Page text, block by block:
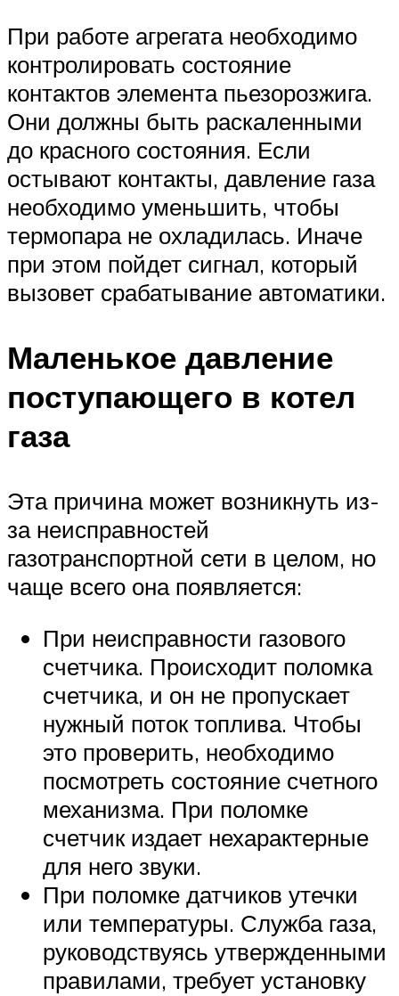
При работе агрегата необходимо
контролировать состояние
контактов элемента пьезорозжига.
Они должны быть раскаленными
до красного состояния. Если
остывают контакты, давление газа
необходимо уменьшить, чтобы
термопара не охладилась. Иначе
при этом пойдет сигнал, который
вызовет срабатывание автоматики.
Маленькое давление
поступающего в котел
газа
Эта причина может возникнуть из-
за неисправностей
газотранспортной сети в целом, но
чаще всего она появляется:
При неисправности газового
счетчика. Происходит поломка
счетчика, и он не пропускает
нужный поток топлива. Чтобы
это проверить, необходимо
посмотреть состояние счетного
механизма. При поломке
счетчик издает нехарактерные
для него звуки.
При поломке датчиков утечки
или температуры. Служба газа,
руководствуясь утвержденными
правилами, требует установку